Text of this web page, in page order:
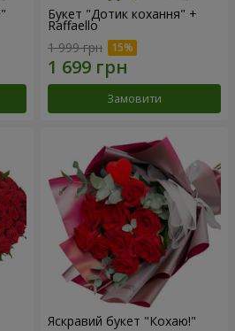
Букет "Дотик кохання" +
Raffaello
1 999 грн
Замовити
Яскравий букет "Кохаю!"